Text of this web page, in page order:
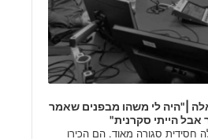
בשאלה |"היה לי משהו מבפנים שאמר
אבל הייתי סקרנית"
חסידית סגורה מאוד. הם הכירו